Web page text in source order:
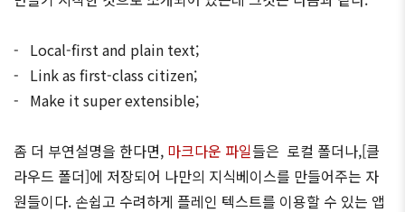
- Local-first and plain text;
- Link as first-class citizen;
- Make it super extensible;
좀 더 부연설명을 한다면, 마크다운 파일들은 로컬 폴더나,[클
라우드 폴더]에 저장되어 나만의 지식베이스를 만들어주는 자
원들이다. 손쉽고 수려하게 플레인 텍스트를 이용할 수 있는 앱